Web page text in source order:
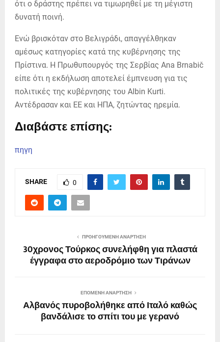
ότι ο δράστης πρέπει να τιμωρηθεί με τη μέγιστη
δυνατή ποινή.
Ενώ βρισκόταν στο Βελιγράδι, απαγγέλθηκαν
αμέσως κατηγορίες κατά της κυβέρνησης της
Πρίστινα. Η Πρωθυπουργός της Σερβίας Ana Brnabič
είπε ότι η εκδήλωση αποτελεί έμπνευση για τις
πολιτικές της κυβέρνησης του Albin Kurti.
Αντέδρασαν και ΕΕ και ΗΠΑ, ζητώντας ηρεμία.
Διαβάστε επίσης:
πηγη
SHARE 0
ΠΡΟΗΓΟΎΜΕΝΗ ΑΝΆΡΤΗΣΗ
30χρονος Τούρκος συνελήφθη για πλαστά
έγγραφα στο αεροδρόμιο των Τιράνων
ΕΠΌΜΕΝΗ ΑΝΆΡΤΗΣΗ
Αλβανός πυροβολήθηκε από Ιταλό καθώς
βανδάλισε το σπίτι του με γερανό